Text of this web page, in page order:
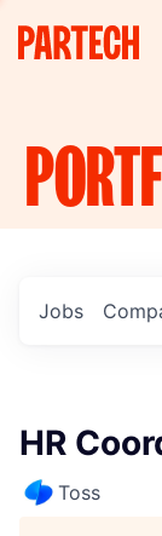
Jobs
HR
Toss